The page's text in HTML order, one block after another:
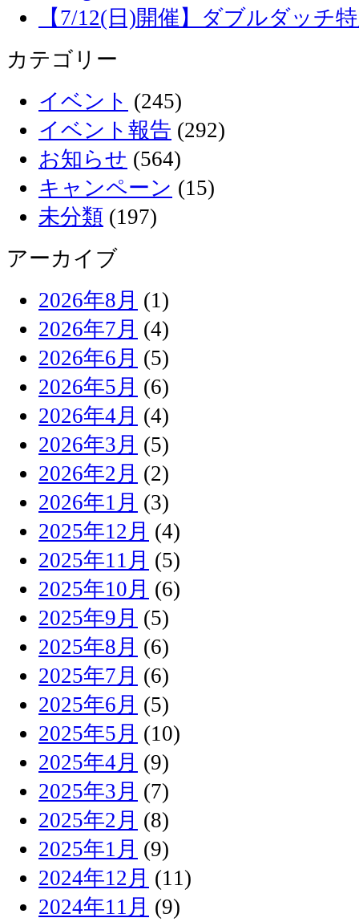
【7/12(日)開催】ダブルダッチ
カテゴリー
イベント (245)
イベント報告 (292)
お知らせ (564)
キャンペーン (15)
未分類 (197)
アーカイブ
2026年8月 (1)
2026年7月 (4)
2026年6月 (5)
2026年5月 (6)
2026年4月 (4)
2026年3月 (5)
2026年2月 (2)
2026年1月 (3)
2025年12月 (4)
2025年11月 (5)
2025年10月 (6)
2025年9月 (5)
2025年8月 (6)
2025年7月 (6)
2025年6月 (5)
2025年5月 (10)
2025年4月 (9)
2025年3月 (7)
2025年2月 (8)
2025年1月 (9)
2024年12月 (11)
2024年11月 (9)